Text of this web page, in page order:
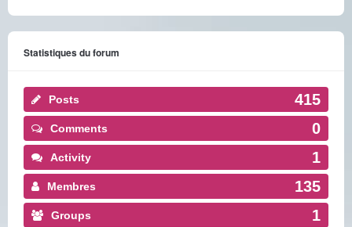
Statistiques du forum
Posts 415
Comments 0
Activity 1
Membres 135
Groups 1